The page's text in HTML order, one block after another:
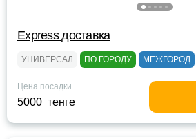
Express доставка
УНИВЕРСАЛ ПО ГОРОДУ МЕЖГОРОД
Цена посадки
5000 тенге